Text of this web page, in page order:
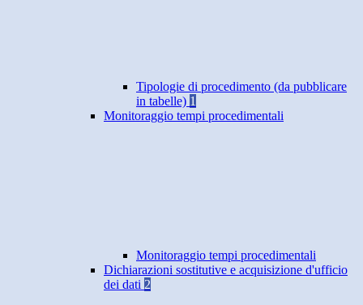
Tipologie di procedimento (da pubblicare
in tabelle) 1
Monitoraggio tempi procedimentali
Monitoraggio tempi procedimentali
Dichiarazioni sostitutive e acquisizione d'ufficio
dei dati 2